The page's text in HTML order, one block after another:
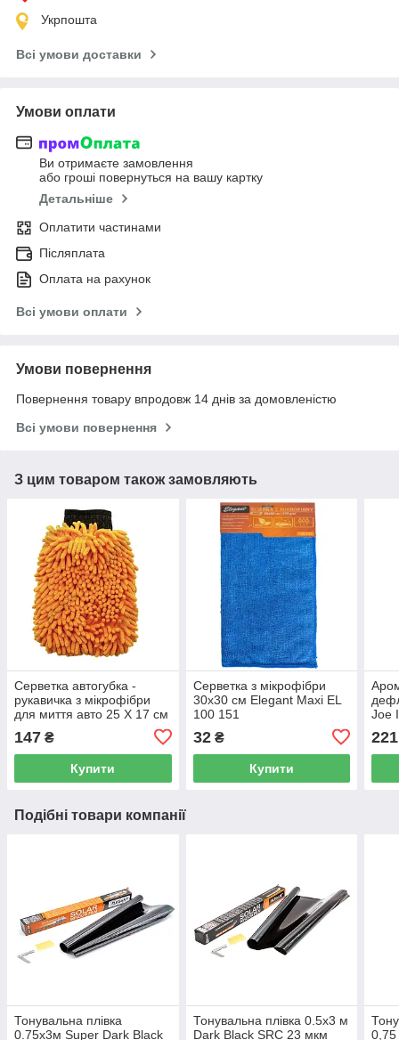
Укрпошта
Всі умови доставки
Умови оплати
Ви отримаєте замовлення
або гроші повернуться на вашу картку
Детальніше
Оплатити частинами
Післяплата
Оплата на рахунок
Всі умови оплати
Умови повернення
Повернення товару впродовж 14 днів за домовленістю
Всі умови повернення
З цим товаром також замовляють
Серветка автогубка -
рукавичка з мікрофібри
для миття авто 25 Х 17 см
Elegant Maxi EL 100 153
147 ₴
Купити
Серветка з мікрофібри
30x30 см Elegant Maxi EL
100 151
32₴
Купити
Joe
221
Подібні товари компанії
Тонувальна плівка
0.75x3м Super Dark Black
Тонувальна плівка 0.5х3 м
Dark Black SRC 23 мкм